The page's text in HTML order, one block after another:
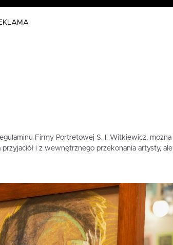
Firmy Portretowej S. I. Witkiewicz, można
i z wewnętrznego przekonania artysty, ale